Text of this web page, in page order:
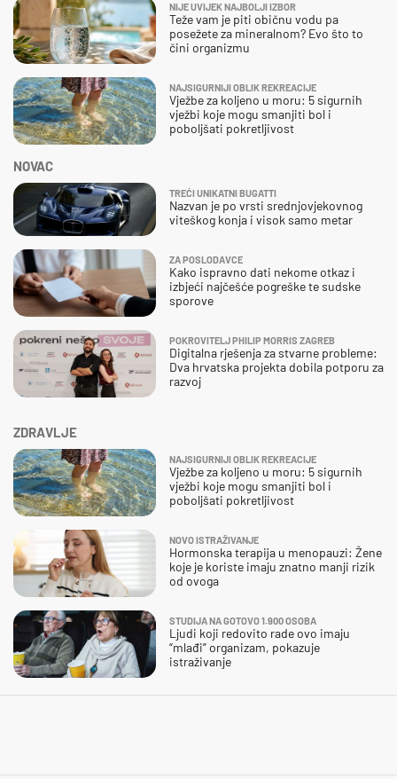
ZDRAVLJE
NAJSIGURNIJI OBLIK REKREACIJE
Vježbe za koljeno u moru: 5 sigurnih
vježbi koje mogu smanjiti bol i
poboljšati pokretljivost
NOVO ISTRAŽIVANJE
Hormonska terapija u menopauzi: Žene
koje je koriste imaju znatno manji rizik
od ovoga
STUDIJA NA GOTOVO 1.900 OSOBA
Ljudi koji redovito rade ovo imaju
“mlađi” organizam, pokazuje
istraživanje
NOVAC
TREĆI UNIKATNI BUGATTI
Nazvan je po vrsti srednjovjekovnog
viteškog konja i visok samo metar
ZA POSLODAVCE
Kako ispravno dati nekome otkaz i
izbjeći najčešće pogreške te sudske
sporove
POKROVITELJ PHILIP MORRIS ZAGREB
Digitalna rješenja za stvarne probleme:
Dva hrvatska projekta dobila potporu za
razvoj
NIJE UVIJEK NAJBOLJI IZBOR
Teže vam je piti običnu vodu pa
posežete za mineralnom? Evo što to
čini organizmu
NAJSIGURNIJI OBLIK REKREACIJE
Vježbe za koljeno u moru: 5 sigurnih
vježbi koje mogu smanjiti bol i
poboljšati pokretljivost